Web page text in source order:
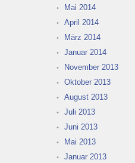
Mai 2014
April 2014
März 2014
Januar 2014
November 2013
Oktober 2013
August 2013
Juli 2013
Juni 2013
Mai 2013
Januar 2013